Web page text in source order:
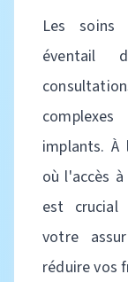
Les soins
éventail
implants. À
où l'accès
est crucial
votre
réduire vos